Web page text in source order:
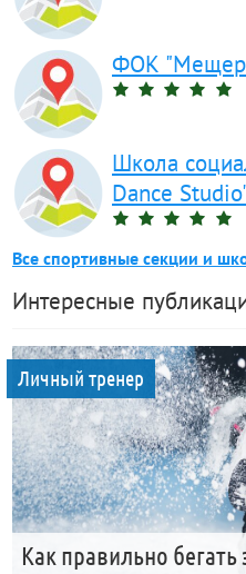
ФОК
Школа
Dance
Все спортивные секции и
Интересные
Личный тренер
Как правильно бегать